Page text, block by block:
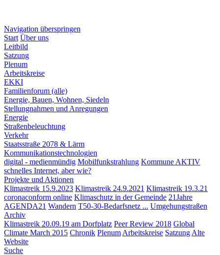
Navigation überspringen
Start Über uns
Leitbild
Satzung
Plenum
Arbeitskreise
EKKI
Familienforum (alle)
Energie, Bauen, Wohnen, Siedeln
Stellungnahmen und Anregungen
Energie
Straßenbeleuchtung
Verkehr
Staatsstraße 2078 & Lärm
Kommunikationstechnologien
digital - medienmündig Mobilfunkstrahlung Kommune AKTIV
schnelles Internet, aber wie?
Projekte und Aktionen
Klimastreik 15.9.2023 Klimastreik 24.9.2021 Klimastreik 19.3.21
coronaconform online Klimaschutz in der Gemeinde 21Jahre
AGENDA21 Wandern T50-30-Bedarfsnetz ... Umgehungstraßen
Archiv
Klimastreik 20.09.19 am Dorfplatz Peer Review 2018 Global
Climate March 2015 Chronik Plenum Arbeitskreise Satzung Alte
Website
Suche